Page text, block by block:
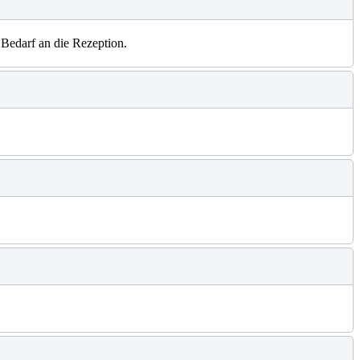
an die Rezeption.